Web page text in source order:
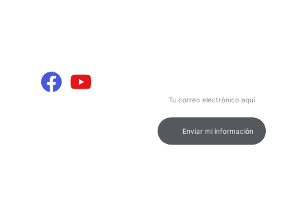
Enviar mi información